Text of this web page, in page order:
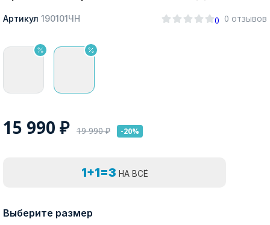
Артикул 190101ЧН 0 0 отзывов
15 990 ₽ 19 990₽ -20%
1+1=3 НА ВСЁ
Выберите размер